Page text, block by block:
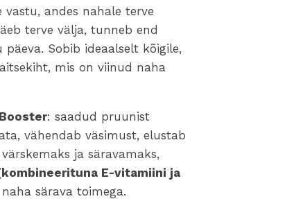
vastu, andes nahale terve
terve välja, tunneb end
Sobib ideaalselt kõigile,
mis on viinud naha
: saadud pruunist
vähendab väsimust, elustab
ja säravamaks,
E-vitamiini ja
särava toimega.